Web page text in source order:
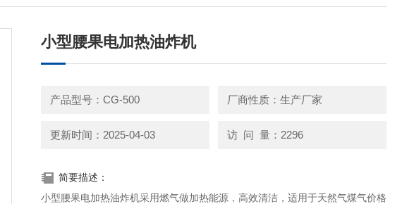
小型腰果电加热油炸机
产品型号：CG-500 厂商性质：生产厂家
更新时间：2025-04-03 访 问 量：2296
简要描述：
小型腰果电加热油炸机采用燃气做加热能源，高效清洁，适用于天然气煤气价格